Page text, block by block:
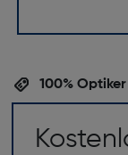
100% Optiker